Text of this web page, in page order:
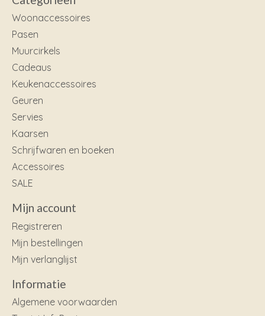
Woonaccessoires
Pasen
Muurcirkels
Cadeaus
Keukenaccessoires
Geuren
Servies
Kaarsen
Schrijfwaren en boeken
Accessoires
SALE
Mijn account
Registreren
Mijn bestellingen
Mijn verlanglijst
Informatie
Algemene voorwaarden